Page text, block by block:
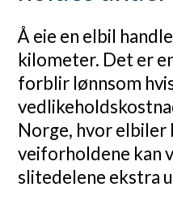
Å eie en elbil
kilometer. Det er
forblir lønnsom
Norge, hvor elbiler
veiforholdene kan
slitedelene ekstra